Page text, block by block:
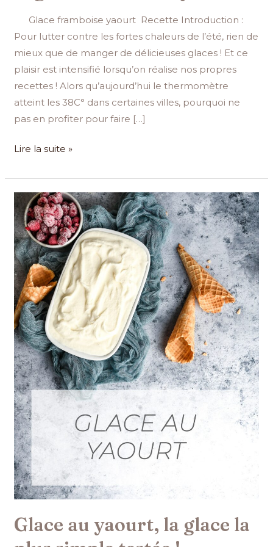
Glace framboise yaourt Recette Introduction :
Pour lutter contre les fortes chaleurs de l’été, rien de
mieux que de manger de délicieuses glaces ! Et ce
plaisir est intensifié lorsqu’on réalise nos propres
recettes ! Alors qu’aujourd’hui le thermomètre
atteint les 38C° dans certaines villes, pourquoi ne
pas en profiter pour faire […]
Lire la suite »
Glace au yaourt, la glace la
Glace
au
yaourt,
la
glace
la
plus
simple
testée
!